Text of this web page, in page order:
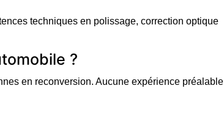
techniques en polissage, correction optique
?
en reconversion. Aucune expérience préalable